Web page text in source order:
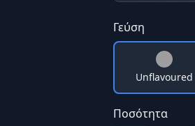
Γεύση
Unflavoured
Ποσότητα